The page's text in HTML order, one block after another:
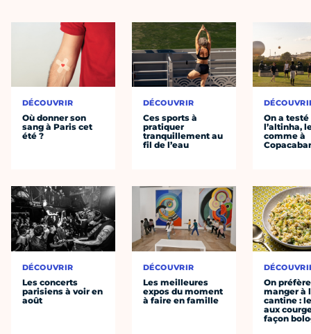
DÉCOUVRIR
Où donner son
sang à Paris cet
été ?
DÉCOUVRIR
Les concerts
parisiens à voir en
août
DÉCOUVRIR
Ces sports à
pratiquer
tranquillement au
fil de l’eau
DÉCOUVRIR
Les meilleures
expos du moment
à faire en famille
On a testé
l’altinha,
comme à
On préfère
manger à
cantine :
aux
façon